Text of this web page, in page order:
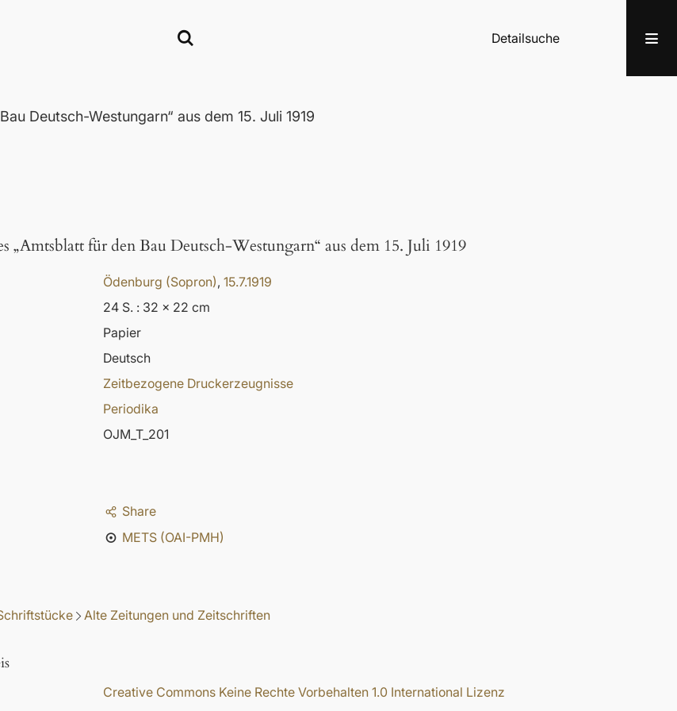
Detailsuche
Deutsch-Westungarn“ aus dem 15. Juli 1919
„Amtsblatt für den Bau Deutsch-Westungarn“ aus dem 15. Juli 1919
Ödenburg (Sopron), 15.7.1919
24 S. : 32 x 22 cm
Papier
Deutsch
Zeitbezogene Druckerzeugnisse
Periodika
OJM_T_201
Share
METS (OAI-PMH)
Alte Zeitungen und Zeitschriften
Creative Commons Keine Rechte Vorbehalten 1.0 International Lizenz